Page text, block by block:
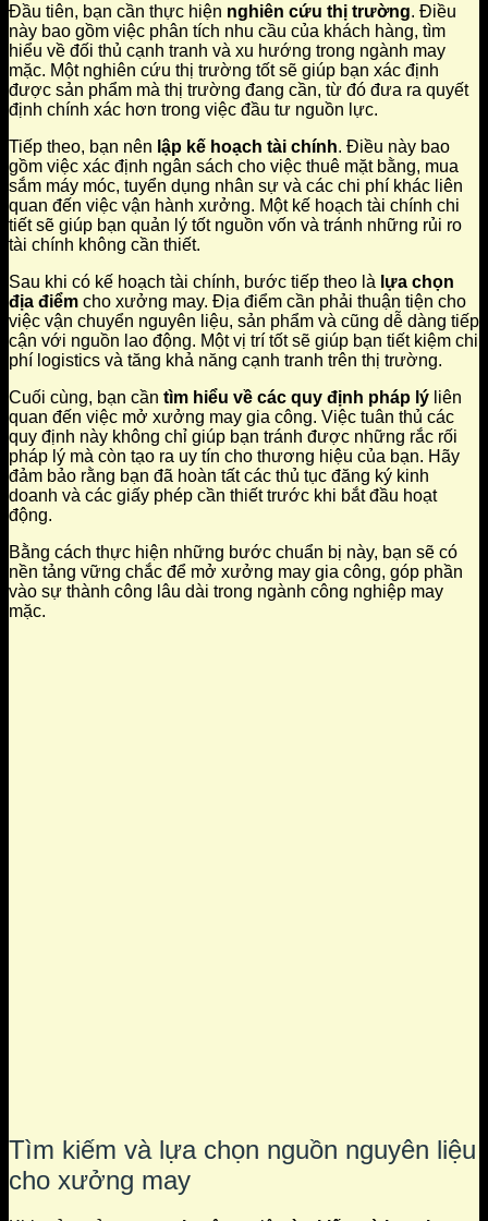
Đầu tiên, bạn cần thực hiện nghiên cứu thị trường. Điều
này bao gồm việc phân tích nhu cầu của khách hàng, tìm
hiểu về đối thủ cạnh tranh và xu hướng trong ngành may
mặc. Một nghiên cứu thị trường tốt sẽ giúp bạn xác định
được sản phẩm mà thị trường đang cần, từ đó đưa ra quyết
định chính xác hơn trong việc đầu tư nguồn lực.
Tiếp theo, bạn nên lập kế hoạch tài chính. Điều này bao
gồm việc xác định ngân sách cho việc thuê mặt bằng, mua
sắm máy móc, tuyển dụng nhân sự và các chi phí khác liên
quan đến việc vận hành xưởng. Một kế hoạch tài chính chi
tiết sẽ giúp bạn quản lý tốt nguồn vốn và tránh những rủi ro
tài chính không cần thiết.
Sau khi có kế hoạch tài chính, bước tiếp theo là lựa chọn
địa điểm cho xưởng may. Địa điểm cần phải thuận tiện cho
việc vận chuyển nguyên liệu, sản phẩm và cũng dễ dàng tiếp
cận với nguồn lao động. Một vị trí tốt sẽ giúp bạn tiết kiệm chi
phí logistics và tăng khả năng cạnh tranh trên thị trường.
Cuối cùng, bạn cần tìm hiểu về các quy định pháp lý liên
quan đến việc mở xưởng may gia công. Việc tuân thủ các
quy định này không chỉ giúp bạn tránh được những rắc rối
pháp lý mà còn tạo ra uy tín cho thương hiệu của bạn. Hãy
đảm bảo rằng bạn đã hoàn tất các thủ tục đăng ký kinh
doanh và các giấy phép cần thiết trước khi bắt đầu hoạt
động.
Bằng cách thực hiện những bước chuẩn bị này, bạn sẽ có
nền tảng vững chắc để mở xưởng may gia công, góp phần
vào sự thành công lâu dài trong ngành công nghiệp may
mặc.
Tìm kiếm và lựa chọn nguồn nguyên liệu
cho xưởng may